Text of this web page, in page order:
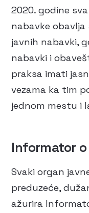
2020. godine
nabavke
javnih nabavki,
nabavki i
praksa imati
vezama ka tim
jednom mestu i
Informator
Svaki organ
preduzeće,
ažurira